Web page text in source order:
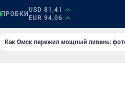
ПРОБКИ
USD 81,41
EUR 94,06
Как Омск пережил мощный ливень: